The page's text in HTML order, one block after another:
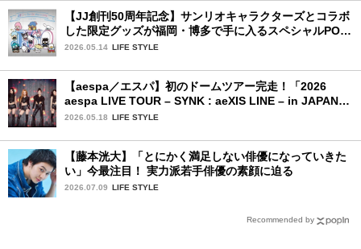
【JJ創刊50周年記念】サンリオキャラクターズとコラボ
した限定グッズが福岡・博多で手に入るスペシャルPOP-
UPストア！
2026.05.14 LIFE STYLE
【aespa／エスパ】初のドームツアー完走！「2026
aespa LIVE TOUR – SYNK : aeXIS LINE – in JAPAN
[SPECIAL EDITION DOME TOUR] 」東京ドーム公演2
2026.05.18 LIFE STYLE
【藤本洸大】「とにかく満足しない俳優になっていきた
い」今最注目！ 実力派若手俳優の素顔に迫る
2026.07.09 LIFE STYLE
Recommended by